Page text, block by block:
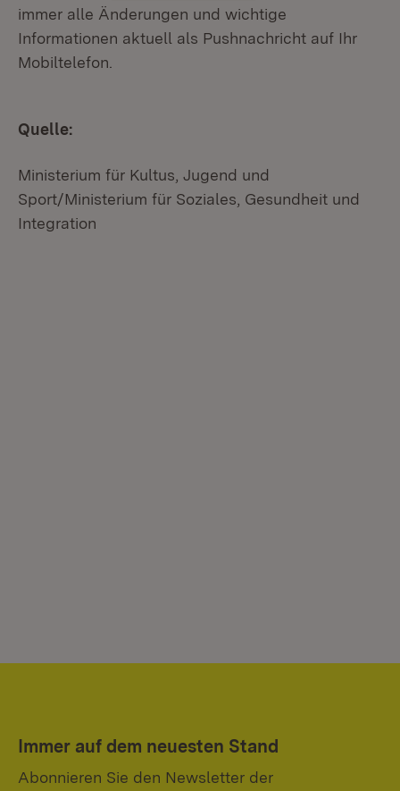
immer alle Änderungen und wichtige
Informationen aktuell als Pushnachricht auf Ihr
Mobiltelefon.
Quelle:
Ministerium für Kultus, Jugend und
Sport/Ministerium für Soziales, Gesundheit und
Integration
Immer auf dem neuesten Stand
Abonnieren Sie den Newsletter der